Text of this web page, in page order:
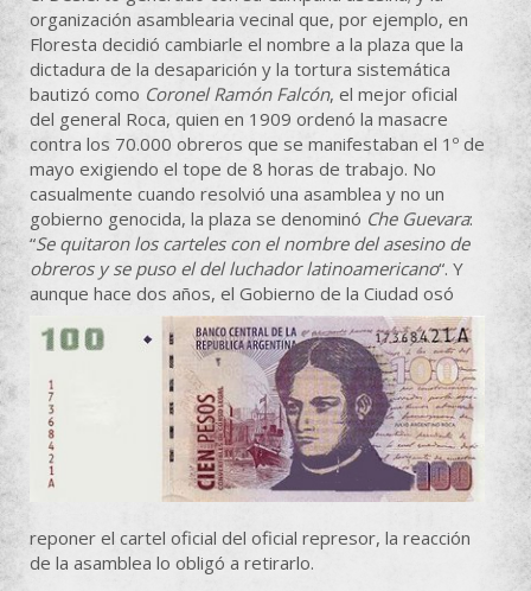
organización asamblearia vecinal que, por ejemplo, en
Floresta decidió cambiarle el nombre a la plaza que la
dictadura de la desaparición y la tortura sistemática
bautizó como Coronel Ramón Falcón, el mejor oficial
del general Roca, quien en 1909 ordenó la masacre
contra los 70.000 obreros que se manifestaban el 1º de
mayo exigiendo el tope de 8 horas de trabajo. No
casualmente cuando resolvió una asamblea y no un
gobierno genocida, la plaza se denominó Che Guevara:
“Se quitaron los carteles con el nombre del asesino de
obreros y se puso el del luchador latinoamericano“. Y
aunque hace dos años, el Gobierno de la Ciudad osó
reponer el cartel oficial del oficial represor, la reacción
de la asamblea lo obligó a retirarlo.